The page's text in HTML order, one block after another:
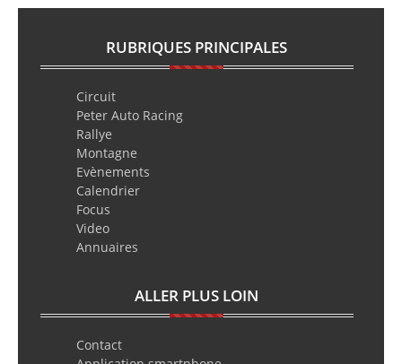
RUBRIQUES PRINCIPALES
Circuit
Peter Auto Racing
Rallye
Montagne
Evènements
Calendrier
Focus
Video
Annuaires
ALLER PLUS LOIN
Contact